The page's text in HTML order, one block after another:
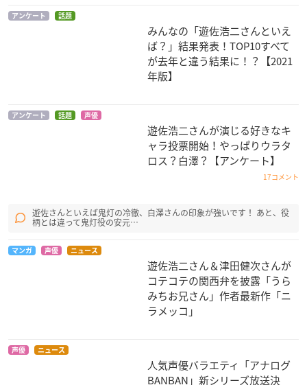
薄桜鬼 碧血録
原田左之助
テガミバチ REVERS
E
ぬらりひょん 劉（ラウ）
アニメイテッド
薄桜鬼
原田左之助 花丸先生 ロレンス
アンケート 話題
みんなの「遊佐浩二さんといえ
ば？」結果発表！TOP10すべて
が去年と違う結果に！？【2021
年版】
アンケート 話題 声優
遊佐浩二さんが演じる好きなキ
ャラ投票開始！やっぱりウラタ
ロス？白澤？【アンケート】
17コメント
遊佐さんといえば鬼灯の冷徹、白澤さんの印象が強いです！ あと、役
柄とは違って鬼灯役の安元…
マンガ 声優 ニュース
遊佐浩二さん＆津田健次さんが
コテコテの関西弁を披露「うら
みちお兄さん」作者最新作「ニ
ラメッコ」
声優 ニュース
人気声優バラエティ「アナログ
BANBAN」新シリーズ放送決